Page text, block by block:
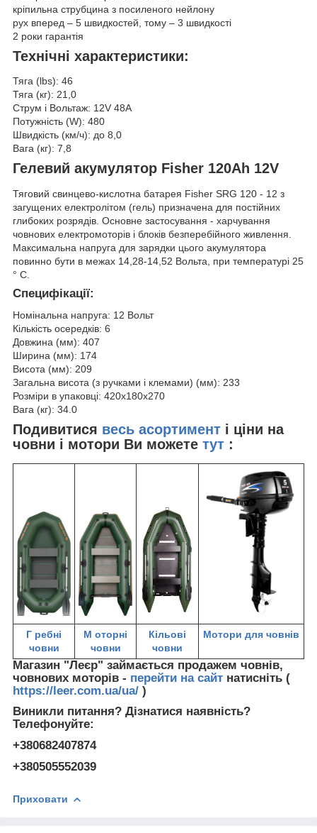
кріпильна струбцина з посиленого нейлону
рух вперед – 5 швидкостей, тому – 3 швидкості
2 роки гарантія
Технічні характеристики:
Тяга (lbs): 46
Тяга (кг): 21,0
Струм і Вольтаж: 12V 48A
Потужність (W): 480
Швидкість (км/ч): до 8,0
Вага (кг): 7,8
Гелевий акумулятор Fisher 120Ah 12V
Тяговий свинцево-кислотна батарея Fisher SRG 120 - 12 з
загущених електролітом (гель) призначена для постійних
глибоких розрядів. Основне застосування - харчування
човнових електромоторів і блоків безперебійного живлення.
Максимальна напруга для зарядки цього акумулятора
повинно бути в межах 14,28-14,52 Вольта, при температурі 25
° С.
Специфікації:
Номінальна напруга: 12 Вольт
Кількість осередків: 6
Довжина (мм): 407
Ширина (мм): 174
Висота (мм): 209
Загальна висота (з ручками і клемами) (мм): 233
Розміри в упаковці: 420x180x270
Вага (кг): 34.0
Подивитися весь асортимент і ціни на
човни і мотори Ви можете тут :
Г ребні
човни
М оторні
човни
Кільові
човни
Мотори для човнів
Магазин "Леєр" займається продажем човнів,
човнових моторів - перейти на сайт натисніть (
https://leer.com.ua/ua/ )
Виникли питання? Дізнатися наявність?
Телефонуйте:
+380682407874
+380505552039
Приховати